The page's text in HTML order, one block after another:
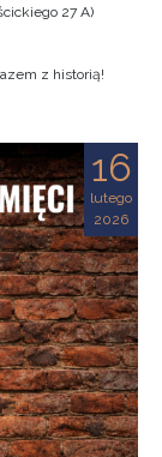
27 A)
z historią!
16
lutego
2026